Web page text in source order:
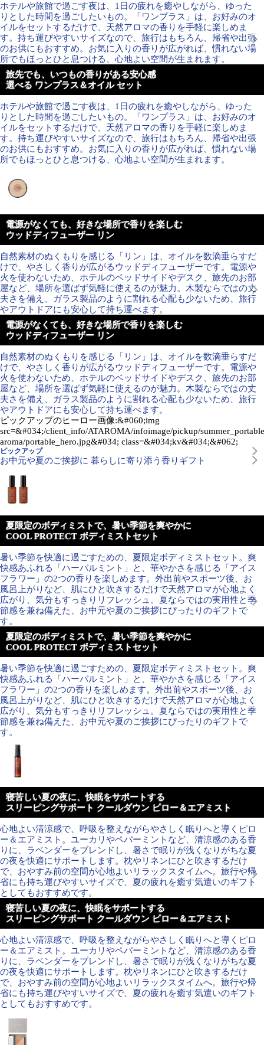
ホテルや旅館で過ごす夜は、1日の疲れを癒やしながら、ゆった
りとした時間を過ごしたいもの。「ワンプラス」は、お好みのオ
イルをセットするだけで、天然アロマの香りを手軽に楽しめま
す。持ち運びやすいサイズなので、旅行はもちろん、帰省や出張
のお供にもおすすめ。お気に入りの香りが広がれば、慣れない場
所でもほっとひと息つける、心地よい空間が生まれます。
旅先でも、いつもの香りがある安心感
選べる ワンプラス＆オイル セット
ホテルや旅館で過ごす夜は、1日の疲れを癒やしながら、ゆった
りとした時間を過ごしたいもの。「ワンプラス」は、お好みのオ
イルをセットするだけで、天然アロマの香りを手軽に楽しめま
す。持ち運びやすいサイズなので、旅行はもちろん、帰省や出張
のお供にもおすすめ。お気に入りの香りが広がれば、慣れない場
所でもほっとひと息つける、心地よい空間が生まれます。
電源がなくても、好きな場所で香りを楽しむ
ウッドディフューザー リン
自然素材のぬくもりを感じる「リン」は、オイルを数滴垂らすだ
けで、やさしく香りが広がるウッドディフューザーです。電源や
火を使わないため、ホテルのベッドサイドやデスク、旅先のお部
屋など、場所を選ばず気軽に使えるのが魅力。木製ならではの丈
夫さを備え、ガラス製品のように割れる心配も少ないため、旅行
やアウトドアにも安心して持ち運べます。
電源がなくても、好きな場所で香りを楽しむ
ウッドディフューザー リン
自然素材のぬくもりを感じる「リン」は、オイルを数滴垂らすだ
けで、やさしく香りが広がるウッドディフューザーです。電源や
火を使わないため、ホテルのベッドサイドやデスク、旅先のお部
屋など、場所を選ばず気軽に使えるのが魅力。木製ならではの丈
夫さを備え、ガラス製品のように割れる心配も少ないため、旅行
やアウトドアにも安心して持ち運べます。
ピックアップのヒーロー画像:&#060;img
src=&#034;/client_info/ATAROMA/infoimage/pickup/summer_portable
aroma/portable_hero.jpg&#034; class=&#034;kv&#034;&#062;
ピックアップ
お中元や夏のご挨拶に 暮らしに寄り添う香りギフト
夏限定のボディミストで、暑い季節を爽やかに
COOL PROTECT ボディミストセット
暑い季節を快適に過ごすための、夏限定ボディミストセット。爽
快感あふれる「ハーバルミント」と、華やかさを感じる「アイス
フラワー」の2つの香りを楽しめます。外出前やスポーツ後、お
風呂上がりなど、肌にひと吹きするだけで天然アロマが心地よく
広がり、気分もすっきりリフレッシュ。夏ならではの実用性と季
節感を兼ね備えた、お中元や夏のご挨拶にぴったりのギフトで
す。
夏限定のボディミストで、暑い季節を爽やかに
COOL PROTECT ボディミストセット
暑い季節を快適に過ごすための、夏限定ボディミストセット。爽
快感あふれる「ハーバルミント」と、華やかさを感じる「アイス
フラワー」の2つの香りを楽しめます。外出前やスポーツ後、お
風呂上がりなど、肌にひと吹きするだけで天然アロマが心地よく
広がり、気分もすっきりリフレッシュ。夏ならではの実用性と季
節感を兼ね備えた、お中元や夏のご挨拶にぴったりのギフトで
す。
寝苦しい夏の夜に、快眠をサポートする
スリーピングサポート クールダウン ピロー＆エアミスト
心地よい清涼感で、呼吸を整えながらやさしく眠りへと導くピロ
ー＆エアミスト。ユーカリやペパーミントなど、清涼感のある香
りに、ラベンダーをブレンドし、暑さで眠りが浅くなりがちな夏
の夜を快適にサポートします。枕やリネンにひと吹きするだけ
で、おやすみ前の空間が心地よいリラックスタイムへ。旅行や帰
省にも持ち運びやすいサイズで、夏の疲れを癒す気遣いのギフト
としてもおすすめです。
寝苦しい夏の夜に、快眠をサポートする
スリーピングサポート クールダウン ピロー＆エアミスト
心地よい清涼感で、呼吸を整えながらやさしく眠りへと導くピロ
ー＆エアミスト。ユーカリやペパーミントなど、清涼感のある香
りに、ラベンダーをブレンドし、暑さで眠りが浅くなりがちな夏
の夜を快適にサポートします。枕やリネンにひと吹きするだけ
で、おやすみ前の空間が心地よいリラックスタイムへ。旅行や帰
省にも持ち運びやすいサイズで、夏の疲れを癒す気遣いのギフト
としてもおすすめです。